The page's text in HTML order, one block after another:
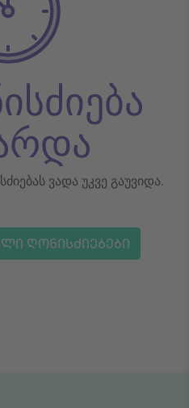
ვადა უკვე გაუვიდა.
ᲦᲝᲜᲘᲡᲫᲘᲔᲑᲔᲑᲘ